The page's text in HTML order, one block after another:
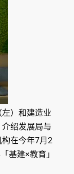
）和建造业
绍发展局与
在今年7月2
基建×教育」